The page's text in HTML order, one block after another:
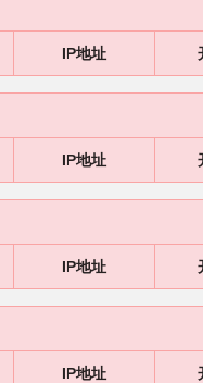
IP地址
IP地址
IP地址
IP地址